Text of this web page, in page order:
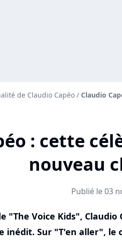
de Claudio Capéo / Claudio
: cette
nouveau
Publié le 03
"The Voice Kids", Claudio
inédit. Sur "T'en aller", le